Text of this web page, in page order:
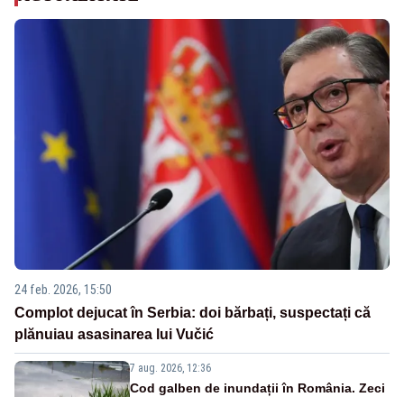
24 feb. 2026, 15:50
Complot dejucat în Serbia: doi bărbați, suspectați că
plănuiau asasinarea lui Vučić
7 aug. 2026, 12:36
Cod galben de inundații în România. Zeci